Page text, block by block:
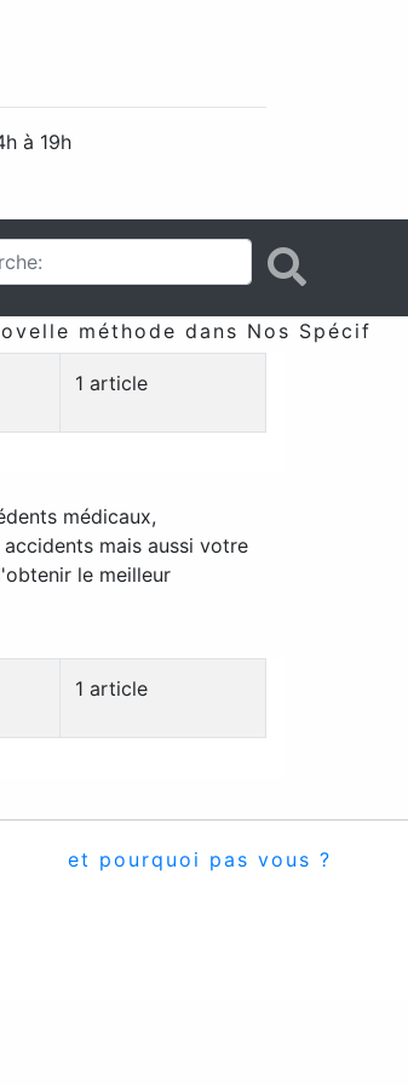
à 19h
méthode dans Nos
1 article
médicaux,
mais aussi votre
le meilleur
1 article
et pourquoi pas vous ?